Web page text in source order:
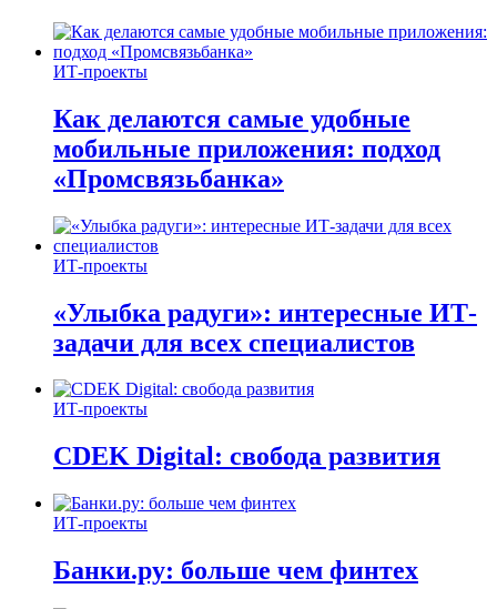
ИТ-проекты
Как делаются самые удобные
мобильные приложения: подход
«Промсвязьбанка»
ИТ-проекты
«Улыбка радуги»: интересные ИТ-
задачи для всех специалистов
ИТ-проекты
CDEK Digital: свобода развития
ИТ-проекты
Банки.ру: больше чем финтех